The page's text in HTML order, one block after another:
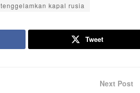
kapal rusia
Tweet
Next Post